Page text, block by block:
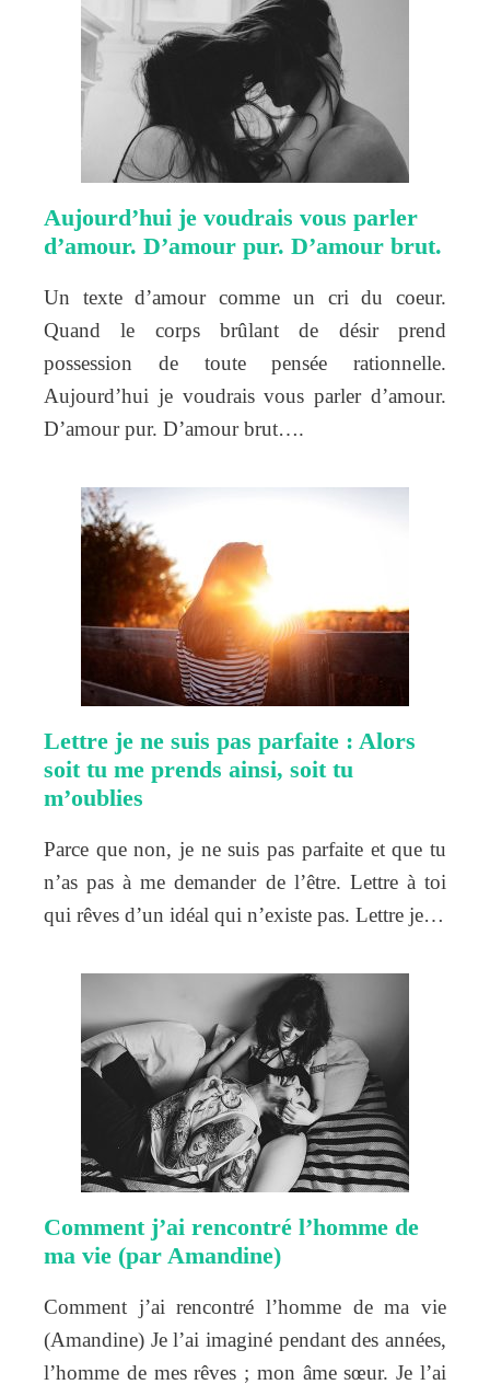
Aujourd’hui je voudrais vous parler
d’amour. D’amour pur. D’amour brut.
Un texte d’amour comme un cri du coeur.
Quand le corps brûlant de désir prend
possession de toute pensée rationnelle.
Aujourd’hui je voudrais vous parler d’amour.
D’amour pur. D’amour brut….
Lettre je ne suis pas parfaite : Alors
soit tu me prends ainsi, soit tu
m’oublies
Parce que non, je ne suis pas parfaite et que tu
n’as pas à me demander de l’être. Lettre à toi
qui rêves d’un idéal qui n’existe pas. Lettre je…
Comment j’ai rencontré l’homme de
ma vie (par Amandine)
Comment j’ai rencontré l’homme de ma vie
(Amandine) Je l’ai imaginé pendant des années,
l’homme de mes rêves ; mon âme sœur. Je l’ai